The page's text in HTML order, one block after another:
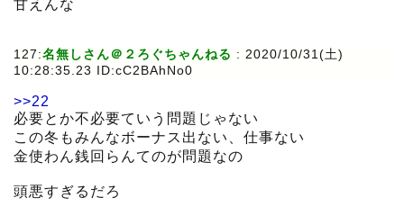
甘えんな
127:名無しさん＠２ろぐちゃんねる : 2020/10/31(土)
10:28:35.23 ID:cC2BAhNo0
>>22
必要とか不必要ていう問題じゃない
この冬もみんなボーナス出ない、仕事ない
金使わん銭回らんてのが問題なの
頭悪すぎるだろ